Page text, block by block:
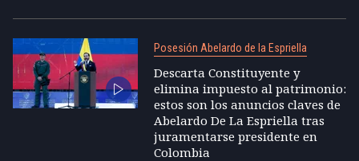
Posesión Abelardo de la Espriella
Descarta Constituyente y
elimina impuesto al patrimonio:
estos son los anuncios claves de
Abelardo De La Espriella tras
juramentarse presidente en
Colombia